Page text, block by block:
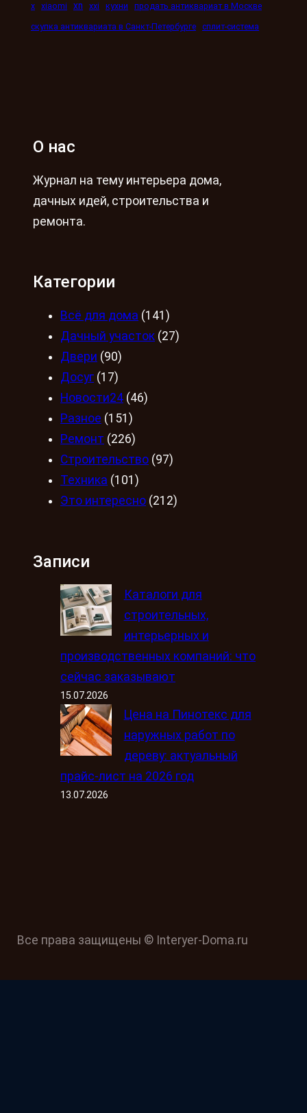
x xiaomi xn xxi кухни
продать антиквариат в Москве
скупка антиквариата в Санкт-Петербурге сплит-система
О нас
Журнал на тему интерьера дома,
дачных идей, строительства и
ремонта.
Категории
Всё для дома (141)
Дачный участок (27)
Двери (90)
Досуг (17)
Новости24 (46)
Разное (151)
Ремонт (226)
Строительство (97)
Техника (101)
Это интересно (212)
Записи
Каталоги для
строительных,
интерьерных и
производственных компаний: что
сейчас заказывают
15.07.2026
Цена на Пинотекс для
наружных работ по
дереву: актуальный
прайс-лист на 2026 год
13.07.2026
Все права защищены © Interyer-Doma.ru